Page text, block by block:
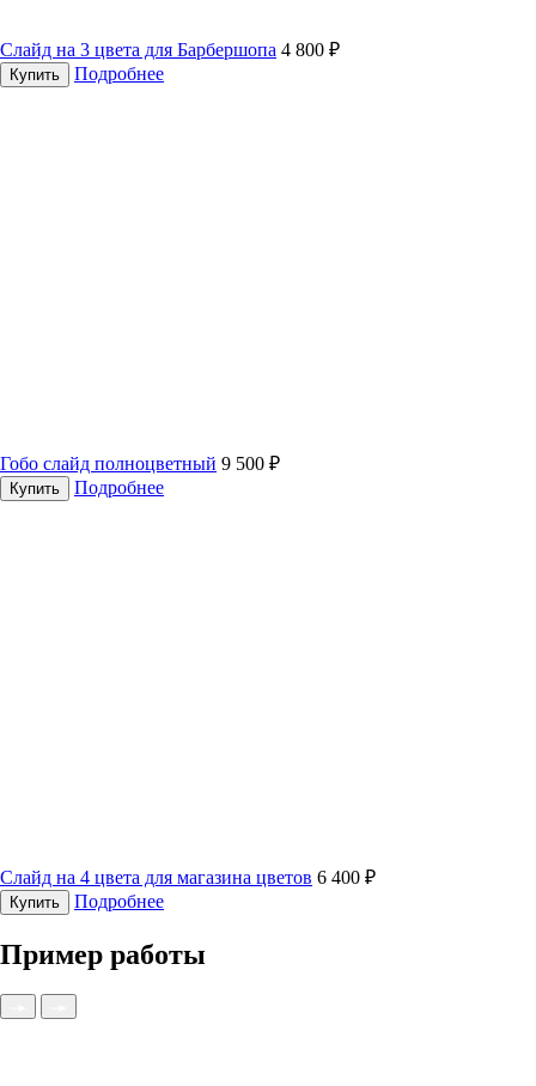
Слайд на 3 цвета для Барбершопа 4 800 ₽
Купить Подробнее
Гобо слайд полноцветный 9 500 ₽
Купить Подробнее
Слайд на 4 цвета для магазина цветов 6 400 ₽
Купить Подробнее
Пример работы